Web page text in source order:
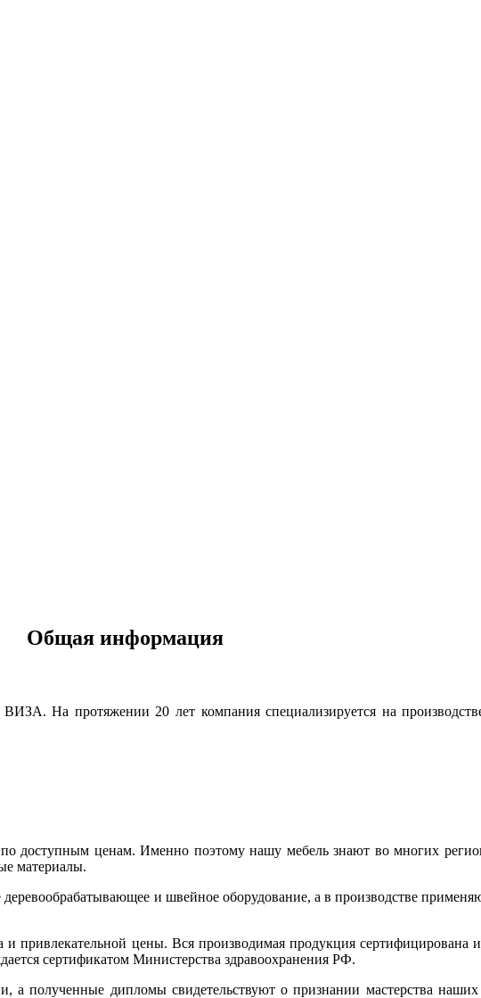
Общая информация
На протяжении 20 лет компания специализируется на
доступным ценам. Именно поэтому нашу мебель знают во многих
материалы.
и швейное оборудование, а в производстве
привлекательной цены. Вся производимая продукция сертифицирована
сертификатом Министерства здравоохранения РФ.
а полученные дипломы свидетельствуют о признании мастерства